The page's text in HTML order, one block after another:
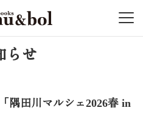
らせ
隅田川マルシェ2026春 in